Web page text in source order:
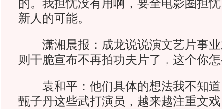
的。我担忧没有用啊，要全电影圈担
新人的可能。
潇湘晨报： 成龙说说演文艺片事
则干脆宣布不再拍功夫片了，这个你
袁和平：他们具体的想法我不知道
甄子丹这些武打演员，越来越注重文